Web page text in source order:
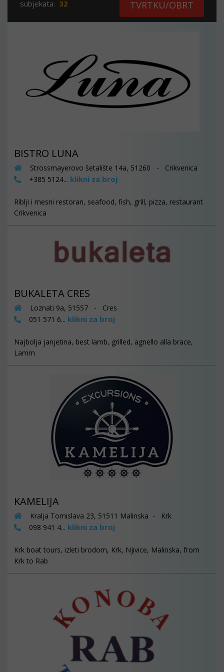
subjekata: 32
TVRTKU/OBRT
BISTRO LUNA
Strossmayerovo šetalište 14a, 51260 - Crikvenica
+385 5124... klikni za broj
Riblji i mesni restoran, seafood, fish, grill, pizza, restaurant
Crikvenica
BUKALETA CRES
Loznati 9a, 51557 - Cres
051 571 6... klikni za broj
Najbolja janjetina, best lamb, grilled, agnello alla brace,
Lamm
KAMELIJA
Kralja Tomislava 23, 51511 Malinska - Krk
098 941 4... klikni za broj
Krk boat tours, izleti brodom, Krk, Njivice, Malinska, from
Krk to Rab